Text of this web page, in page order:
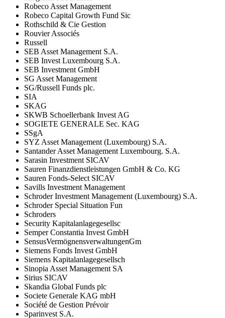
Robeco Asset Management
Robeco Capital Growth Fund Sic
Rothschild & Cie Gestion
Rouvier Associés
Russell
SEB Asset Management S.A.
SEB Invest Luxembourg S.A.
SEB Investment GmbH
SG Asset Management
SG/Russell Funds plc.
SIA
SKAG
SKWB Schoellerbank Invest AG
SOGIETE GENERALE Sec. KAG
SSgA
SYZ Asset Management (Luxembourg) S.A.
Santander Asset Management Luxembourg. S.A.
Sarasin Investment SICAV
Sauren Finanzdienstleistungen GmbH & Co. KG
Sauren Fonds-Select SICAV
Savills Investment Management
Schroder Investment Management (Luxembourg) S.A.
Schroder Special Situation Fun
Schroders
Security Kapitalanlagegesellsc
Semper Constantia Invest GmbH
SensusVermögnensverwaltungenGm
Siemens Fonds Invest GmbH
Siemens Kapitalanlagegesellsch
Sinopia Asset Management SA
Sirius SICAV
Skandia Global Funds plc
Societe Generale KAG mbH
Société de Gestion Prévoir
Sparinvest S.A.